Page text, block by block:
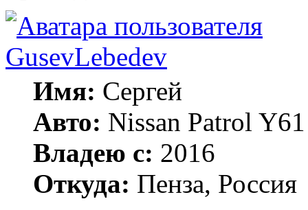
GusevLebedev
Имя: Сергей
Авто: Nissan Patrol
Владею с: 2016
Откуда: Пенза, Россия